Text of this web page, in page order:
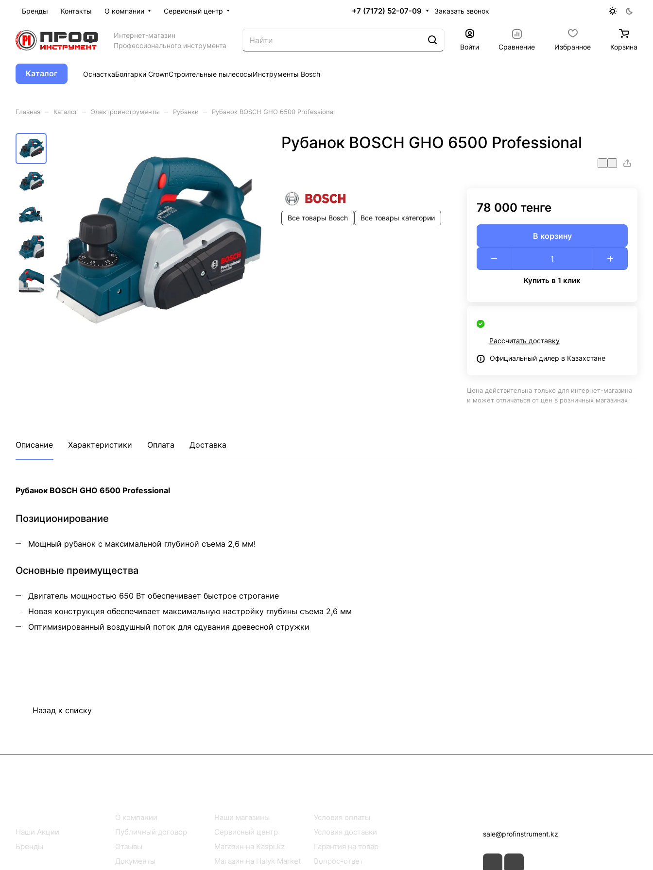
Бренды Контакты О компании Сервисный центр +7 (7172) 52-07-09 Заказать звонок
Интернет-магазин
Профессионального инструмента
Войти Сравнение Избранное Корзина
Каталог ОснасткаБолгарки CrownСтроительные пылесосыИнструменты Bosch
Главная Каталог Электроинструменты Рубанки Рубанок BOSCH GHO 6500 Professional
Рубанок BOSCH GHO 6500 Professional
Все товары Bosch Все товары категории
78 000 тенге
В корзину
Купить в 1 клик
Рассчитать доставку
Официальный дилер в Казахстане
Цена действительна только для интернет-магазина
и может отличаться от цен в розничных магазинах
Описание Характеристики Оплата Доставка
Рубанок BOSCH GHO 6500 Professional
Позиционирование
Мощный рубанок с максимальной глубиной съема 2,6 мм!
Основные преимущества
Двигатель мощностью 650 Вт обеспечивает быстрое строгание
Новая конструкция обеспечивает максимальную настройку глубины съема 2,6 мм
Оптимизированный воздушный поток для сдувания древесной стружки
Назад к списку
Наши Акции
Бренды
О компании
Публичный договор
Отзывы
Документы
Наши магазины
Сервисный центр
Магазин на Kaspi.kz
Магазин на Halyk Market
Условия оплаты
Условия доставки
Гарантия на товар
Вопрос-ответ
sale@profinstrument.kz